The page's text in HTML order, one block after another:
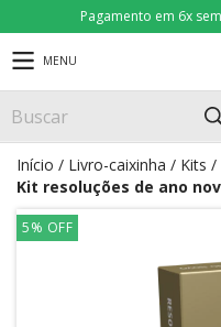
Pagamento em 6x
MENU
Início / Livro-caixinha / Kits /
Kit resoluções de ano
5% OFF